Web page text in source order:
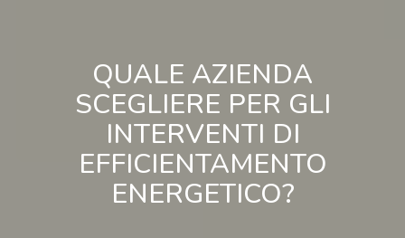
QUALE AZIENDA
SCEGLIERE PER GLI
INTERVENTI DI
EFFICIENTAMENTO
ENERGETICO?